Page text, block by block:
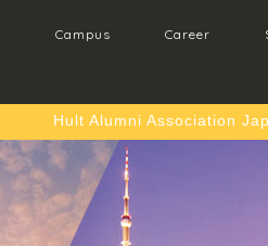
Campus Career
Hult Alumni Association